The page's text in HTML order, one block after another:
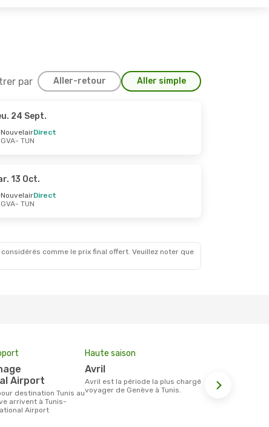
par Aller-retour Aller simple
24 Sept.
NouvelairDirect
GVA- TUN
13 Oct.
NouvelairDirect
GVA- TUN
comme le prix final offert. Veuillez noter que
Airport
arrivent à Tunis-
Airport
Haute saison
avril
avril est la période la plus chargée pour
voyager de Genève à Tunis.